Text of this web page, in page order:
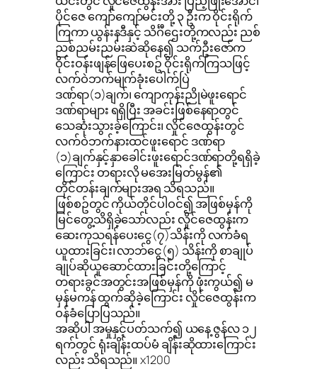
ပိုင်ဇေ ကျော်ကျော်မင်းတို့ ၃ ဦးက ဝိုင်းရိုက်
ကြကာ ယွန်းနဒီနှင့် သိင်္ဂီဌေးတို့ကလည်း ညစ်
ညစ်ညမ်းညမ်းဆဲဆိုနေ၍ သက်ဦးဇော်က
ဝိုင်းဝန်းဖျန်ဖြေပေးစဥ် ဝိုင်းရိုက်ကြသဖြင့်
လက်ဝဲဘက်မျက်ခုံးပေါက်ပြဲ
ဒဏ်ရာ(၁)ချက်၊ ကျောကုန်းညိုမဲဖူးရောင်
ဒဏ်ရာများ ရရှိပြီး အခင်းဖြစ်နေရာတွင်
သေဆုံးသွားခဲ့ကြောင်း၊ လှိုင်ဇေထွန်းတွင်
လက်ဝဲဘက်နားထင်ဖူးရောင် ဒဏ်ရာ
(၁)ချက်နှင့်နှာခေါင်းဖူးရောင်ဒဏ်ရာတို့ရရှိခဲ့
ကြောင်း တရားလို မအေးမြတ်မွန်၏
တိုင်တန်းချက်များအရ သိရသည်။
ဖြစ်စဥ်တွင် ကိုယ်တိုင်ပါဝင်၍ အဖြစ်မှန်ကို
မြင်တွေ့သိရှိခဲ့သော်လည်း လှိုင်ဇေထွန်းက
ဆေးကုသရန်ပေးငွေ(၇)သိန်းကို လက်ခံရ
ယူထားခြင်း၊ လာဘ်ငွေ(၅) သိန်းကို စာချုပ်
ချုပ်ဆိုယူဆောင်ထားခြင်းတို့ကြောင့်
တရားခွင်အတွင်းအဖြစ်မှန်ကို ဖုံးကွယ်၍ မ
မှန်မကန် ထွက်ဆိုခဲ့ကြောင်း လှိုင်ဇေထွန်းက
ဝန်ခံပြောပြသည်။
အဆိုပါ အမှုနှင့်ပတ်သက်၍ ယနေ့ ဇွန်လ ၁၂
ရက်တွင် ရုံးချိန်းထပ်မံ ချိန်းဆိုထားကြောင်း
လည်း သိရသည်။ x1200